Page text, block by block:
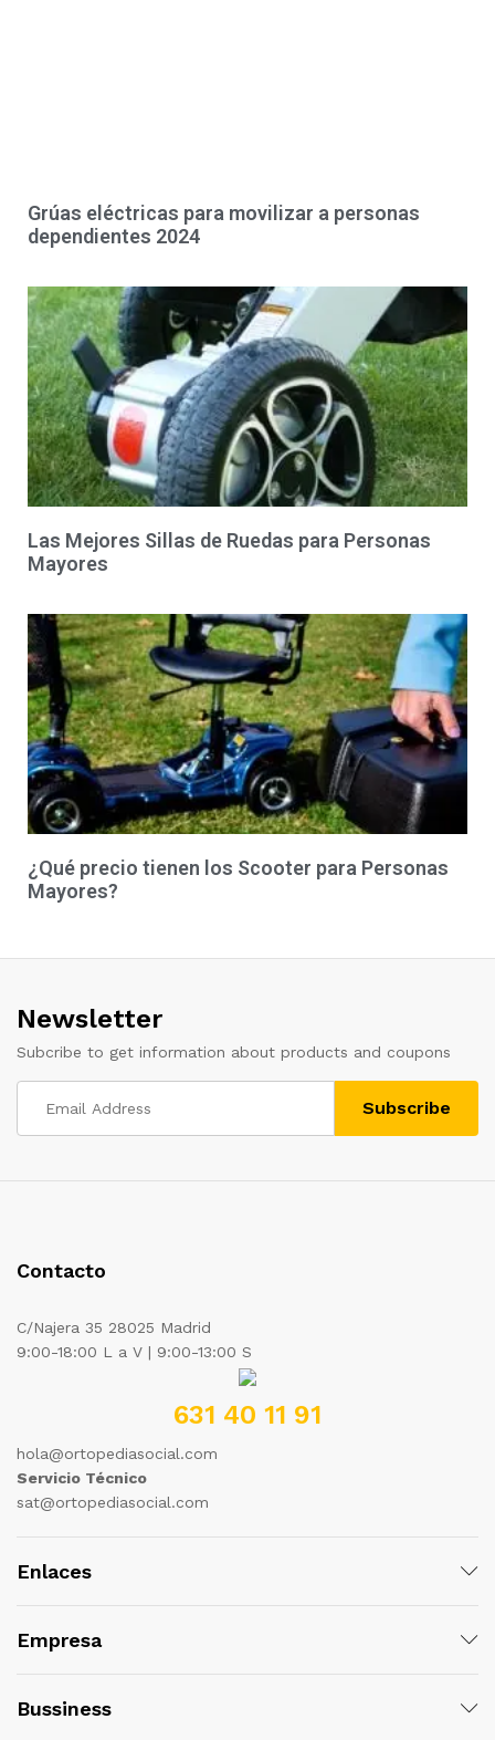
Grúas eléctricas para movilizar a personas
dependientes 2024
Las Mejores Sillas de Ruedas para Personas
Mayores
¿Qué precio tienen los Scooter para Personas
Mayores?
Newsletter
Subcribe to get information about products and coupons
Contacto
C/Najera 35 28025 Madrid
9:00-18:00 L a V | 9:00-13:00 S
631 40 11 91
hola@ortopediasocial.com
Servicio Técnico
sat@ortopediasocial.com
Enlaces
Empresa
Bussiness